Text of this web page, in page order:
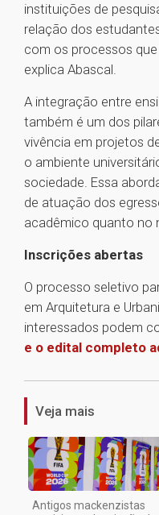
instituições de
relação dos
com os processos
explica Abascal.
A integração entre
também é um dos
vivência em projetos
o ambiente
sociedade. Essa
de atuação dos
acadêmico quanto no
Inscrições abertas
O processo seletivo
em Arquitetura e
interessados podem
e o edital completo
Veja mais
Antigos mackenzistas